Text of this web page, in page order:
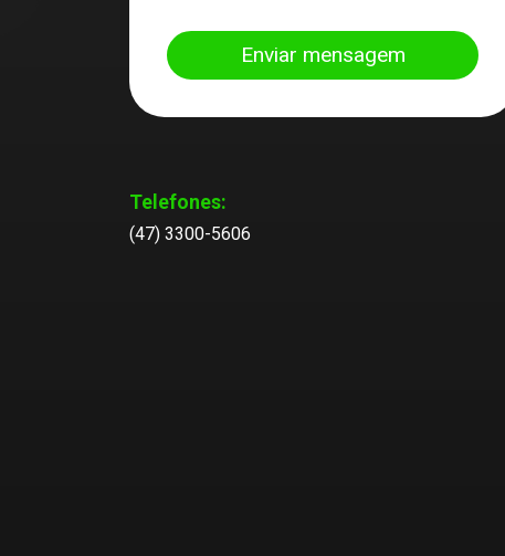
Enviar mensagem
Telefones:
(47) 3300-5606